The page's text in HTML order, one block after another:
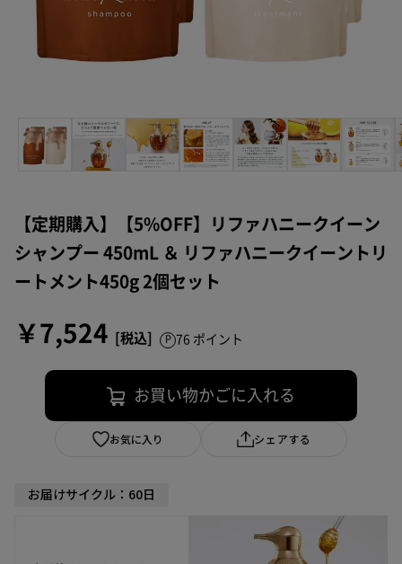
【定期購入】【5%OFF】リファハニークイーン
シャンプー 450mL ＆ リファハニークイーントリ
ートメント450g 2個セット
￥7,524 76 ポイント
お買い物かごに入れる
お気に入り シェアする
お届けサイクル：60日